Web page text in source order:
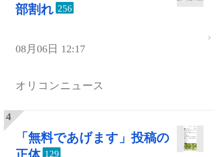
部割れ 256
08月06日 12:17
オリコンニュース
「無料であげます」投稿の
129